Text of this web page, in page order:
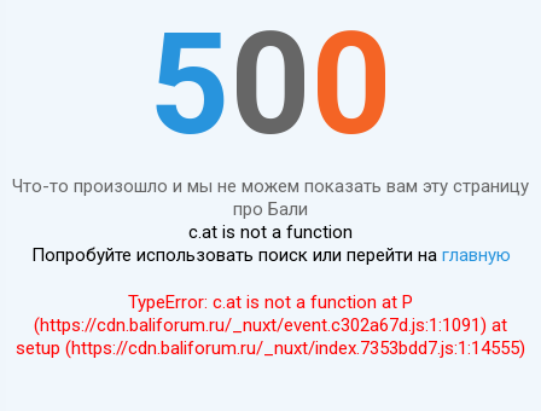
500
Что-то произошло и мы не можем показать вам эту страницу
про Бали
c.at is not a function
Попробуйте использовать поиск или перейти на главную
TypeError: c.at is not a function at P
(https://cdn.baliforum.ru/_nuxt/event.c302a67d.js:1:1091) at
setup (https://cdn.baliforum.ru/_nuxt/index.7353bdd7.js:1:14555)